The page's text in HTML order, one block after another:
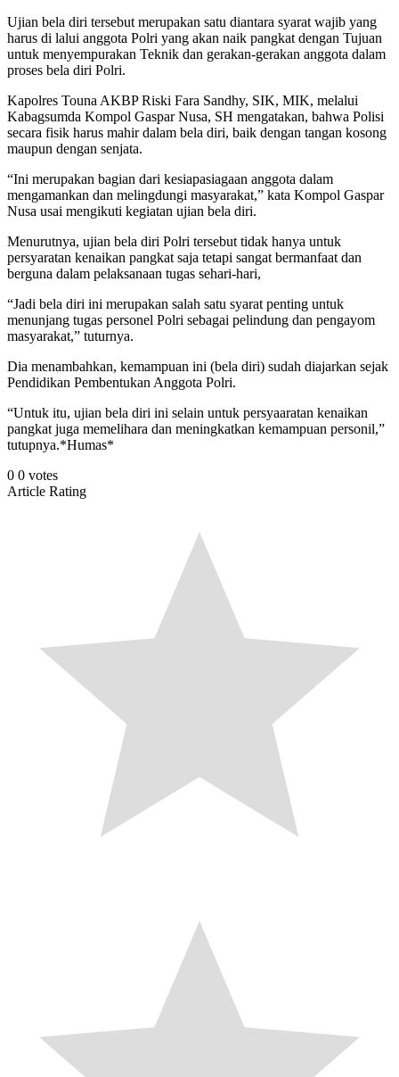
Ujian bela diri tersebut merupakan satu diantara syarat wajib yang
harus di lalui anggota Polri yang akan naik pangkat dengan Tujuan
untuk menyempurakan Teknik dan gerakan-gerakan anggota dalam
proses bela diri Polri.
Kapolres Touna AKBP Riski Fara Sandhy, SIK, MIK, melalui
Kabagsumda Kompol Gaspar Nusa, SH mengatakan, bahwa Polisi
secara fisik harus mahir dalam bela diri, baik dengan tangan kosong
maupun dengan senjata.
“Ini merupakan bagian dari kesiapasiagaan anggota dalam
mengamankan dan melingdungi masyarakat,” kata Kompol Gaspar
Nusa usai mengikuti kegiatan ujian bela diri.
Menurutnya, ujian bela diri Polri tersebut tidak hanya untuk
persyaratan kenaikan pangkat saja tetapi sangat bermanfaat dan
berguna dalam pelaksanaan tugas sehari-hari,
“Jadi bela diri ini merupakan salah satu syarat penting untuk
menunjang tugas personel Polri sebagai pelindung dan pengayom
masyarakat,” tuturnya.
Dia menambahkan, kemampuan ini (bela diri) sudah diajarkan sejak
Pendidikan Pembentukan Anggota Polri.
“Untuk itu, ujian bela diri ini selain untuk persyaaratan kenaikan
pangkat juga memelihara dan meningkatkan kemampuan personil,”
tutupnya.*Humas*
0 0 votes
Article Rating